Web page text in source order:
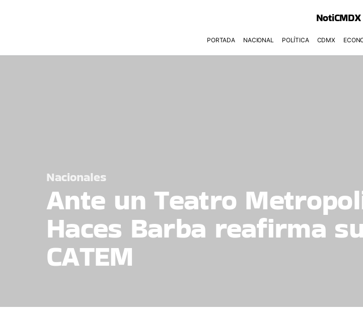
NotiCMDX
PORTADA NACIONAL POLÍTICA CDMX
Nacionales
Ante un Teatro
Haces Barba reafirma
CATEM